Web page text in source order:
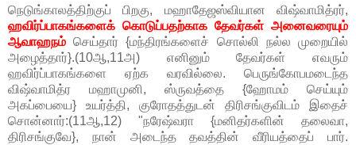
நெடுங்காலத்திற்குப் பிறகு, மஹாதேஜஸ்வியான விஷ்வாமித்ரர்,
ஹவிர்ப்பாகங்களைக் கொடுப்பதற்காக தேவர்கள் அனைவரையும்
ஆவாஹநம் செய்தார் {மந்திரங்களைச் சொல்லி நல்ல முறையில்
அழைத்தார்}.(10ஆ,11அ) எனினும் தேவர்கள் எவரும்
ஹவிர்ப்பாகங்களை ஏற்க வரவில்லை. பெருங்கோபமடைந்த
விஷ்வாமித்ர மஹாமுனி, ஸ்ருவத்தை {ஹோமம் செய்யும்
அகப்பையை} உயர்த்தி, குரோதத்துடன் திரிசங்குவிடம் இதைச்
சொன்னார்:(11ஆ,12) "நரேஷ்வரா {மனிதர்களின் தலைவா,
திரிசங்குவே}, நான் அடைந்த தவத்தின் வீரியத்தைப் பார்.